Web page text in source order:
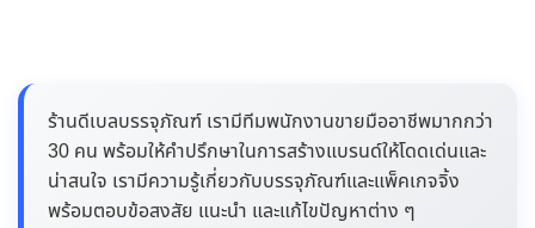
ร้านดีเบลบรรจุภัณฑ์ เรามีทีมพนักงานขายมืออาชีพมากกว่า
30 คน พร้อมให้คำปรึกษาในการสร้างแบรนด์ให้โดดเด่นและ
น่าสนใจ เรามีความรู้เกี่ยวกับบรรจุภัณฑ์และแพ็คเกจจิ้ง
พร้อมตอบข้อสงสัย แนะนำ และแก้ไขปัญหาต่าง ๆ